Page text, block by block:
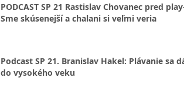
PODCAST SP 21 Rastislav Chovanec pred
Sme skúsenejší a chalani si veľmi veria
Podcast SP 21. Branislav Hakel: Plávanie sa
do vysokého veku